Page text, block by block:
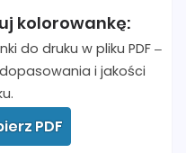
kolorowankę:
do druku w pliku PDF –
i jakości
PDF